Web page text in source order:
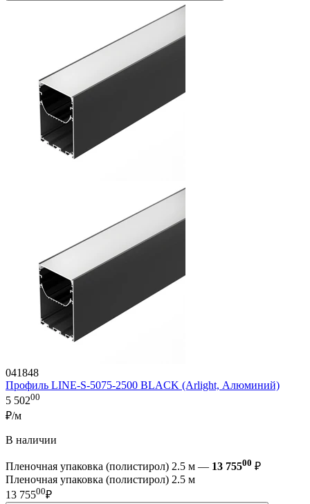
041848
Профиль LINE-S-5075-2500 BLACK (Arlight, Алюминий)
5 50200
₽/м
В наличии
Пленочная упаковка (полистирол) 2.5 м — 13 75500 ₽
Пленочная упаковка (полистирол) 2.5 м
13 75500₽